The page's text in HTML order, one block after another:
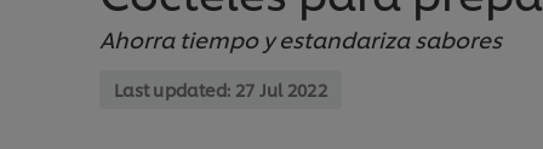
Ahorra tiempo y estandariza sabores
Last updated: 27 Jul 2022